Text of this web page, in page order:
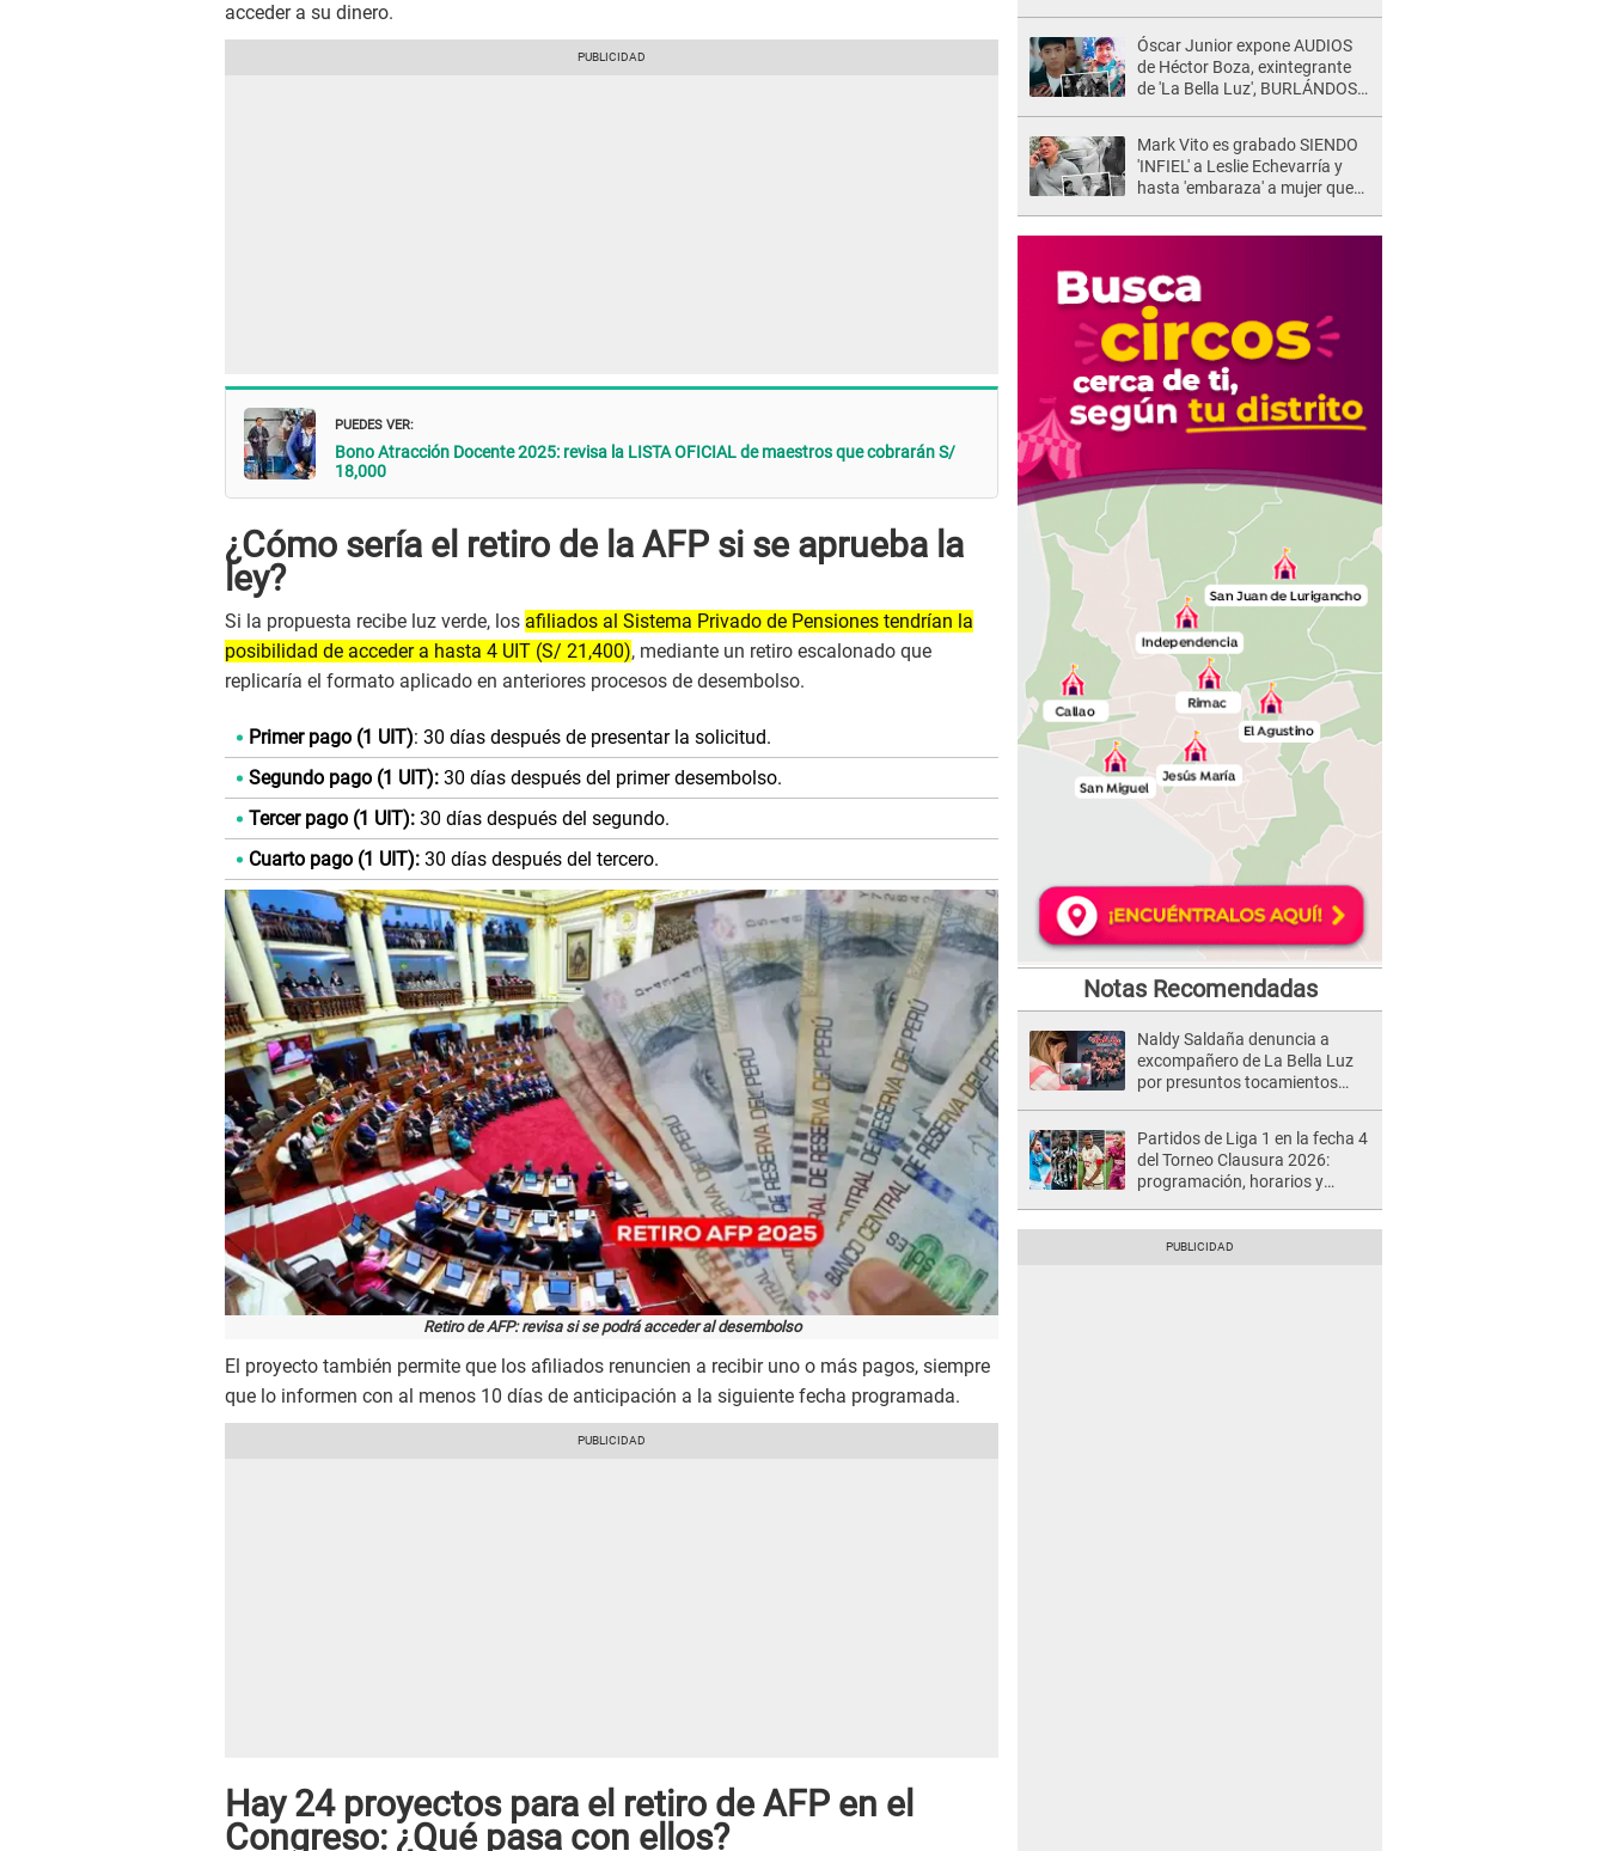
acceder a su dinero.
PUEDES VER:
Bono Atracción Docente 2025: revisa la LISTA OFICIAL de maestros que cobrarán S/
18,000
¿Cómo sería el retiro de la AFP si se aprueba la
ley?
Si la propuesta recibe luz verde, los afiliados al Sistema Privado de Pensiones tendrían la
posibilidad de acceder a hasta 4 UIT (S/ 21,400), mediante un retiro escalonado que
replicaría el formato aplicado en anteriores procesos de desembolso.
Primer pago (1 UIT): 30 días después de presentar la solicitud.
Segundo pago (1 UIT): 30 días después del primer desembolso.
Tercer pago (1 UIT): 30 días después del segundo.
Cuarto pago (1 UIT): 30 días después del tercero.
Retiro de AFP: revisa si se podrá acceder al desembolso
El proyecto también permite que los afiliados renuncien a recibir uno o más pagos, siempre
que lo informen con al menos 10 días de anticipación a la siguiente fecha programada.
Hay 24 proyectos para el retiro de AFP en el
Congreso: ¿Qué pasa con ellos?
muy fuertes..."
Óscar Junior expone AUDIOS
de Héctor Boza, exintegrante
de 'La Bella Luz', BURLÁNDOSE
Mark Vito es grabado SIENDO
'INFIEL' a Leslie Echevarría y
hasta 'embaraza' a mujer que
Notas Recomendadas
Naldy Saldaña denuncia a
excompañero de La Bella Luz
por presuntos tocamientos
Partidos de Liga 1 en la fecha 4
del Torneo Clausura 2026:
programación, horarios y